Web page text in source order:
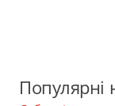
Популярні